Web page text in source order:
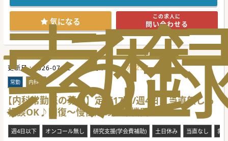
索
る
歴
気になる この求人に
問い合わせる
更新日 :2026-07-22 医師求人ID :676256
常勤 内科系
【内科常勤医の募集】定時17時/週4日・当直無しも
相談OK♪回復～慢性期の医療機関です
週4日以下 オンコール無し 研究支援(学会費補助) 土日休み 当直なし 救